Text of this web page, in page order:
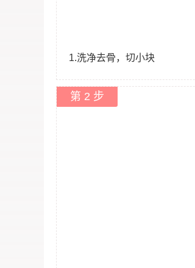
1.洗净去骨，切小块
第 2 步